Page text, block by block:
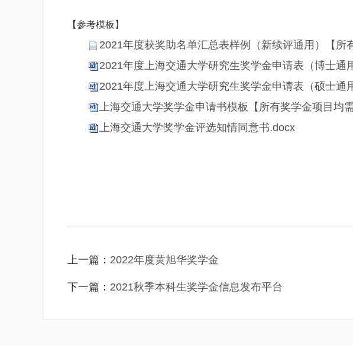
【参考模板】
2021年度获奖助名单汇总表样例（新续评通用）【所
2021年度上海交通大学研究生奖学金申请表（博士
2021年度上海交通大学研究生奖学金申请表（硕士
上海交通大学奖学金申请书模板【所有奖学金项目均
上海交通大学奖学金评选知情同意书.docx
上一篇： 2022年度黄旭华奖学金
下一篇： 2021秋季本科生奖学金信息发布平台